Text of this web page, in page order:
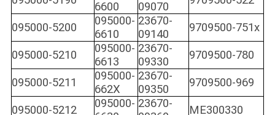
6600
09070
095000-5200
095000-
6610
23670-
09140
9709500-751x
095000-5210
095000-
6613
23670-
09330
9709500-780
095000-5211
095000-
662X
23670-
09350
9709500-969
095000-5212
095000- 23670-
ME300330